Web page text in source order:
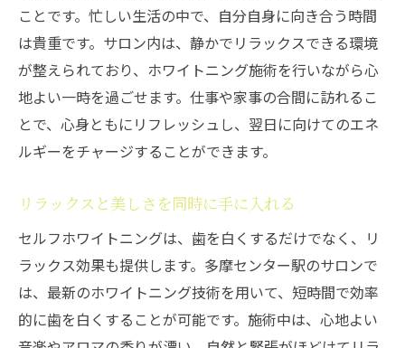
ことです。忙しい生活の中で、自分自身に向き合う時間
は貴重です。サロン内は、静かでリラックスできる環境
が整えられており、ホワイトニング施術を行いながら心
地よい一時を過ごせます。仕事や家事の合間に訪れるこ
とで、心身ともにリフレッシュし、翌日に向けてのエネ
ルギーをチャージすることができます。
リラックスと美しさを同時に手に入れる
セルフホワイトニングは、歯を白くするだけでなく、リ
ラックス効果も提供します。多摩センター駅のサロンで
は、最新のホワイトニング技術を用いて、短時間で効率
的に歯を白くすることが可能です。施術中は、心地よい